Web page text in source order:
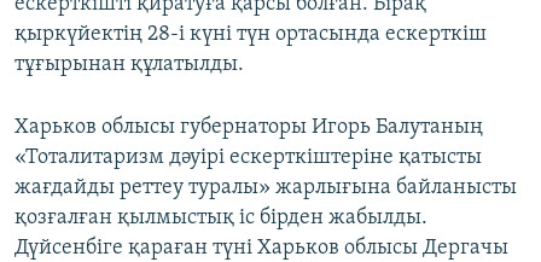
ескерткішті қиратуға қарсы болған. Бірақ
қыркүйектің 28-і күні түн ортасында ескерткіш
тұғырынан құлатылды.
Харьков облысы губернаторы Игорь Балутаның
«Тоталитаризм дәуірі ескерткіштеріне қатысты
жағдайды реттеу туралы» жарлығына байланысты
қозғалған қылмыстық іс бірден жабылды.
Дүйсенбіге қараған түні Харьков облысы Дергачы